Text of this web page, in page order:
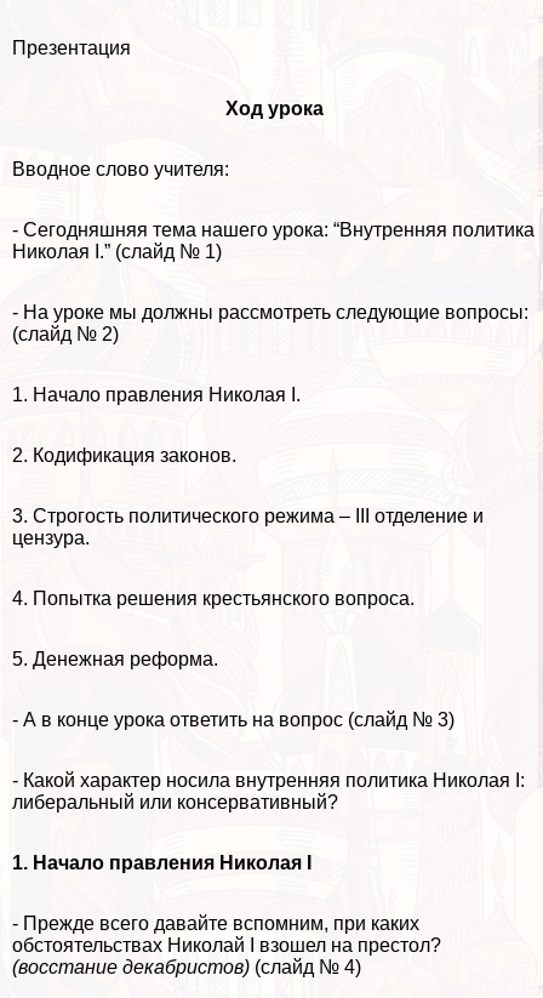
Презентация
Ход урока
Вводное слово учителя:
- Сегодняшняя тема нашего урока: “Внутренняя политика
Николая I.” (слайд № 1)
- На уроке мы должны рассмотреть следующие вопросы:
(слайд № 2)
1. Начало правления Николая I.
2. Кодификация законов.
3. Строгость политического режима – III отделение и
цензура.
4. Попытка решения крестьянского вопроса.
5. Денежная реформа.
- А в конце урока ответить на вопрос (слайд № 3)
- Какой хаpaктер носила внутренняя политика Николая I:
либеральный или консервативный?
1. Начало правления Николая I
- Прежде всего давайте вспомним, при каких
обстоятельствах Николай I взошел на престол?
(восстание декабристов) (слайд № 4)